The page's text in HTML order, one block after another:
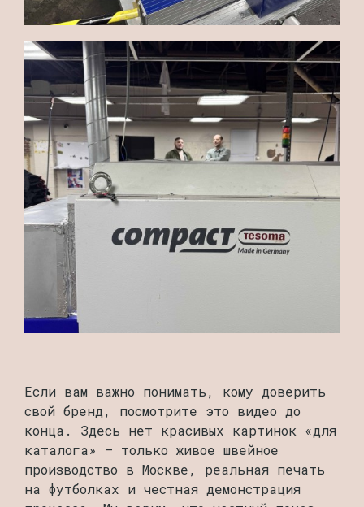
Если вам важно понимать, кому доверить
свой бренд, посмотрите это видео до
конца. Здесь нет красивых картинок «для
каталога» — только живое швейное
производство в Москве, реальная печать
на футболках и честная демонстрация